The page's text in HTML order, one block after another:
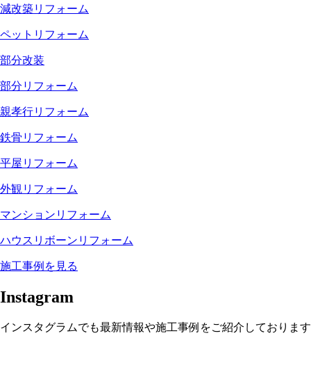
減改築リフォーム
ペットリフォーム
部分改装
部分リフォーム
親孝行リフォーム
鉄骨リフォーム
平屋リフォーム
外観リフォーム
マンションリフォーム
ハウスリボーンリフォーム
施工事例を見る
Instagram
インスタグラムでも最新情報や施工事例をご紹介しております